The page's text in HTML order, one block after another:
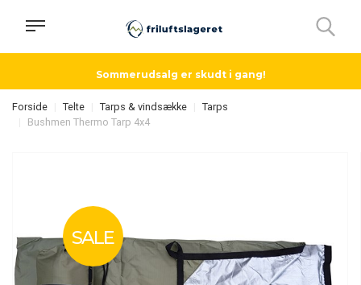
Sommerudsalg er skudt i gang!
Forside Telte Tarps & vindsække
Tarps
Bushmen Thermo Tarp 4x4
SALE